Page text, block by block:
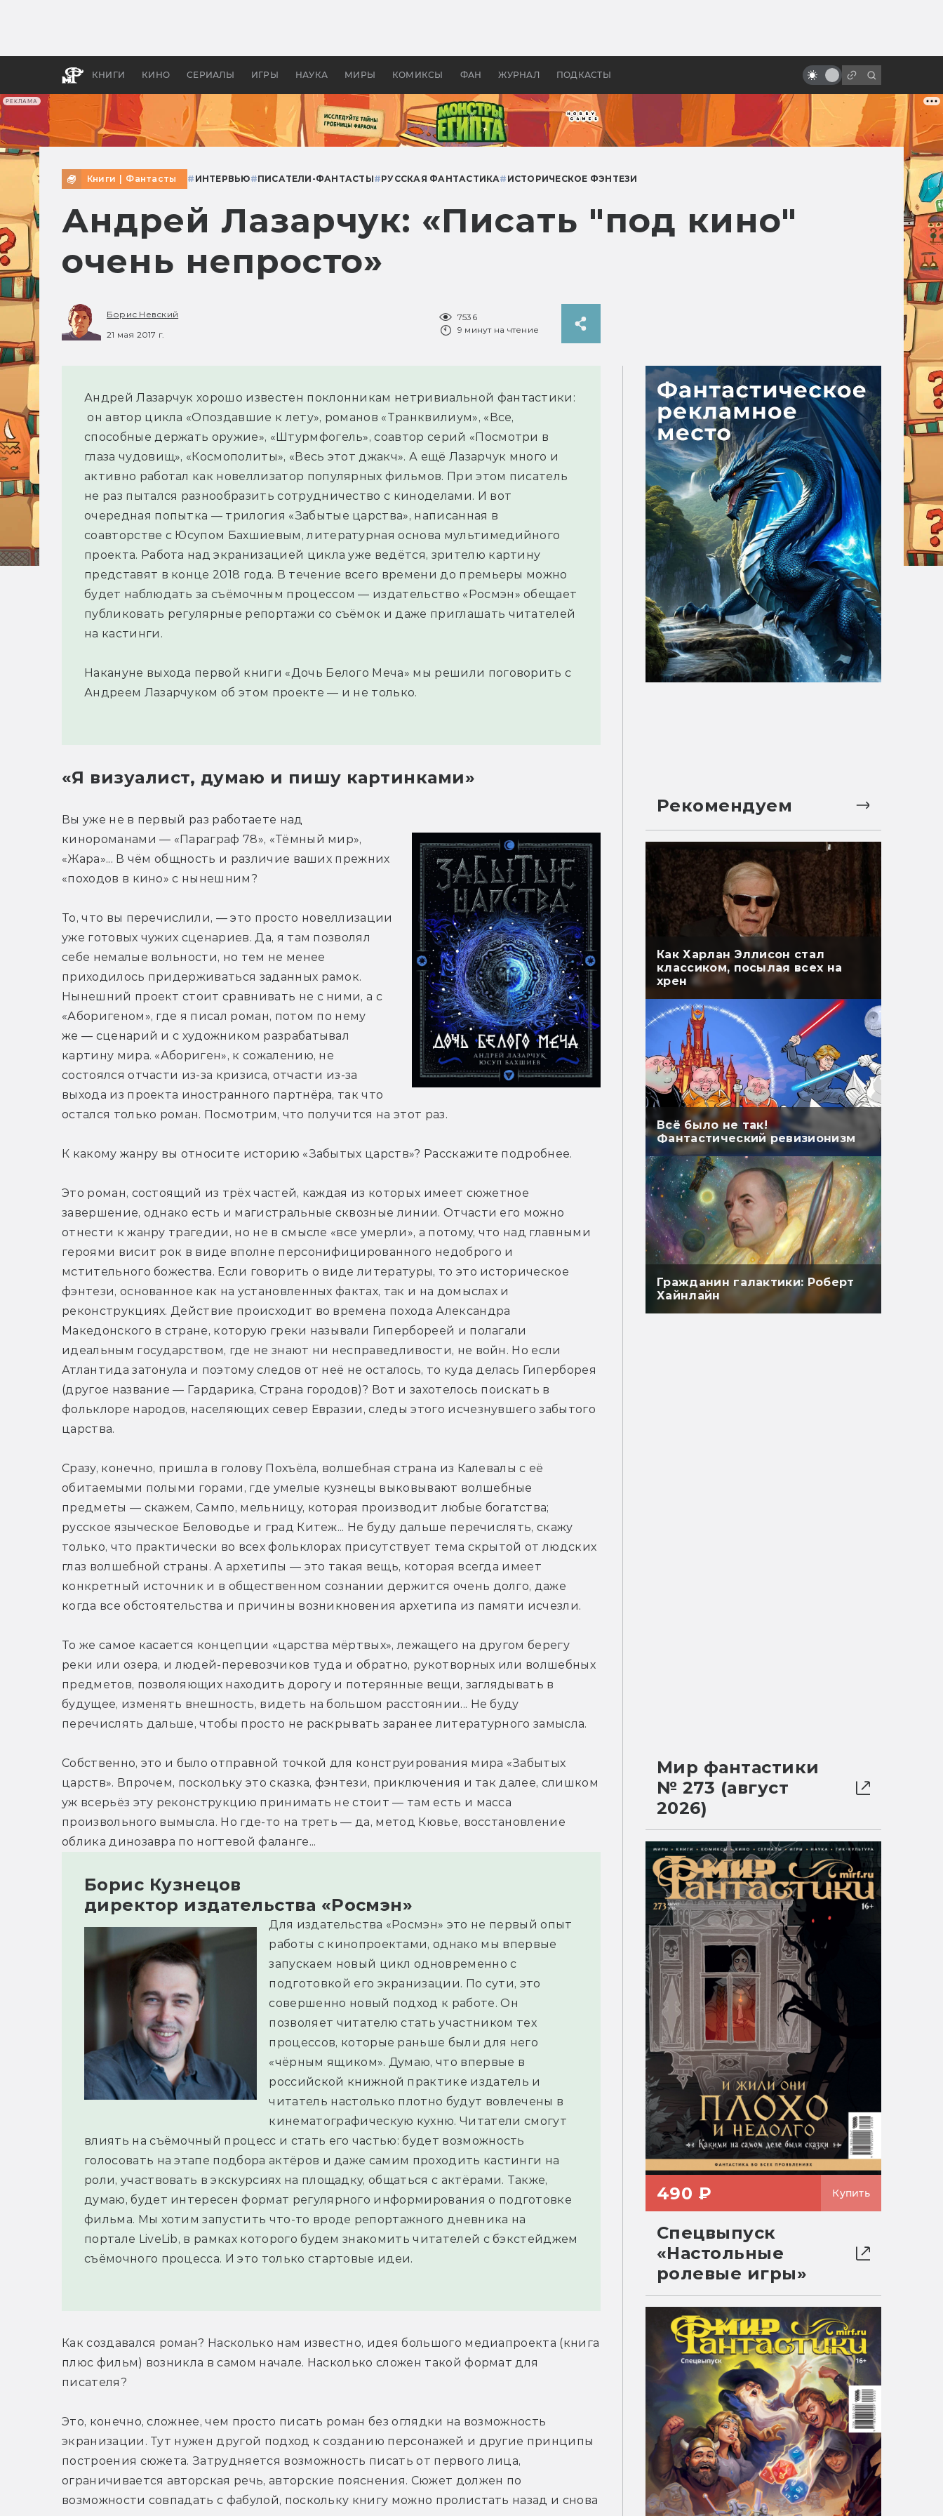
РЕКЛАМА
КНИГИ КИНО СЕРИАЛЫ ИГРЫ НАУКА МИРЫ КОМИКСЫ ФАН ЖУРНАЛ ПОДКАСТЫ
бы «Властелина колец»
Древней Грецией
которые мы не увидим
Книги Фантасты # ИНТЕРВЬЮ#ПИСАТЕЛИ-ФАНТАСТЫ#РУССКАЯ ФАНТАСТИКА# ИСТОРИЧЕСКОЕ ФЭНТЕЗИ
Андрей Лазарчук: «Писать "под кино"
очень непросто»
Борис Невский
21 мая 2017 г.
7536
9 минут на чтение
Андрей Лазарчук хорошо известен поклонникам нетривиальной фантастики:
он автор цикла «Опоздавшие к лету», романов «Транквилиум», «Все,
способные держать оружие», «Штурмфогель», соавтор серий «Посмотри в
глаза чудовищ», «Космополиты», «Весь этот джакч». А ещё Лазарчук много и
активно работал как новеллизатор популярных фильмов. При этом писатель
не раз пытался разнообразить сотрудничество с киноделами. И вот
очередная попытка — трилогия «Забытые царства», написанная в
соавторстве с Юсупом Бахшиевым, литературная основа мультимедийного
проекта. Работа над экранизацией цикла уже ведётся, зрителю картину
представят в конце 2018 года. В течение всего времени до премьеры можно
будет наблюдать за съёмочным процессом — издательство «Росмэн» обещает
публиковать регулярные репортажи со съёмок и даже приглашать читателей
на кастинги.
Накануне выхода первой книги «Дочь Белого Меча» мы решили поговорить с
Андреем Лазарчуком об этом проекте — и не только.
«Я визуалист, думаю и пишу картинками»
Вы уже не в первый раз работаете над
кинороманами — «Параграф 78», «Тёмный мир»,
«Жара»... В чём общность и различие ваших прежних
«походов в кино» с нынешним?
То, что вы перечислили, — это просто новеллизации
уже готовых чужих сценариев. Да, я там позволял
себе немалые вольности, но тем не менее
приходилось придерживаться заданных рамок.
Нынешний проект стоит сравнивать не с ними, а с
«Аборигеном», где я писал роман, потом по нему
же — сценарий и с художником разрабатывал
картину мира. «Абориген», к сожалению, не
состоялся отчасти из-за кризиса, отчасти из-за
выхода из проекта иностранного партнёра, так что
остался только роман. Посмотрим, что получится на этот раз.
К какому жанру вы относите историю «Забытых царств»? Расскажите подробнее.
Это роман, состоящий из трёх частей, каждая из которых имеет сюжетное
завершение, однако есть и магистральные сквозные линии. Отчасти его можно
отнести к жанру трагедии, но не в смысле «все умерли», а потому, что над главными
героями висит рок в виде вполне персонифицированного недоброго и
мстительного божества. Если говорить о виде литературы, то это историческое
фэнтези, основанное как на установленных фактах, так и на домыслах и
реконструкциях. Действие происходит во времена похода Александра
Македонского в стране, которую греки называли Гипербореей и полагали
идеальным государством, где не знают ни несправедливости, не войн. Но если
Атлантида затонула и поэтому следов от неё не осталось, то куда делась Гиперборея
(другое название — Гардарика, Страна городов)? Вот и захотелось поискать в
фольклоре народов, населяющих север Евразии, следы этого исчезнувшего забытого
царства.
Сразу, конечно, пришла в голову Похъёла, волшебная страна из Калевалы с её
обитаемыми полыми горами, где умелые кузнецы выковывают волшебные
предметы — скажем, Сампо, мельницу, которая производит любые богатства;
русское языческое Беловодье и град Китеж... Не буду дальше перечислять, скажу
только, что практически во всех фольклорах присутствует тема скрытой от людских
глаз волшебной страны. А архетипы — это такая вещь, которая всегда имеет
конкретный источник и в общественном сознании держится очень долго, даже
когда все обстоятельства и причины возникновения архетипа из памяти исчезли.
То же самое касается концепции «царства мёртвых», лежащего на другом берегу
реки или озера, и людей-перевозчиков туда и обратно, рукотворных или волшебных
предметов, позволяющих находить дорогу и потерянные вещи, заглядывать в
будущее, изменять внешность, видеть на большом расстоянии... Не буду
перечислять дальше, чтобы просто не раскрывать заранее литературного замысла.
Собственно, это и было отправной точкой для конструирования мира «Забытых
царств». Впрочем, поскольку это сказка, фэнтези, приключения и так далее, слишком
уж всерьёз эту реконструкцию принимать не стоит — там есть и масса
произвольного вымысла. Но где-то на треть — да, метод Кювье, восстановление
облика динозавра по ногтевой фаланге...
Борис Кузнецов
директор издательства «Росмэн»
Для издательства «Росмэн» это не первый опыт
работы с кинопроектами, однако мы впервые
запускаем новый цикл одновременно с
подготовкой его экранизации. По сути, это
совершенно новый подход к работе. Он
позволяет читателю стать участником тех
процессов, которые раньше были для него
«чёрным ящиком». Думаю, что впервые в
российской книжной практике издатель и
читатель настолько плотно будут вовлечены в
кинематографическую кухню. Читатели смогут
влиять на съёмочный процесс и стать его частью: будет возможность
голосовать на этапе подбора актёров и даже самим проходить кастинги на
роли, участвовать в экскурсиях на площадку, общаться с актёрами. Также,
думаю, будет интересен формат регулярного информирования о подготовке
фильма. Мы хотим запустить что-то вроде репортажного дневника на
портале LiveLib, в рамках которого будем знакомить читателей с бэкстейджем
съёмочного процесса. И это только стартовые идеи.
Как создавался роман? Насколько нам известно, идея большого медиапроекта (книга
плюс фильм) возникла в самом начале. Насколько сложен такой формат для
писателя?
Это, конечно, сложнее, чем просто писать роман без оглядки на возможность
экранизации. Тут нужен другой подход к созданию персонажей и другие принципы
построения сюжета. Затрудняется возможность писать от первого лица,
ограничивается авторская речь, авторские пояснения. Сюжет должен по
возможности совпадать с фабулой, поскольку книгу можно пролистать назад и снова
Рекомендуем
Как Харлан Эллисон стал
классиком, посылая всех на
хрен
Всё было не так!
Фантастический ревизионизм
Гражданин галактики: Роберт
Хайнлайн
Мир фантастики
№ 273 (август
2026)
490 ₽ Купить
Спецвыпуск
«Настольные
ролевые игры»